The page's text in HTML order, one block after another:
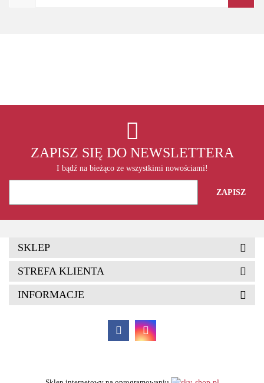
ZAPISZ SIĘ DO NEWSLETTERA
I bądź na bieżąco ze wszystkimi nowościami!
SKLEP
STREFA KLIENTA
INFORMACJE